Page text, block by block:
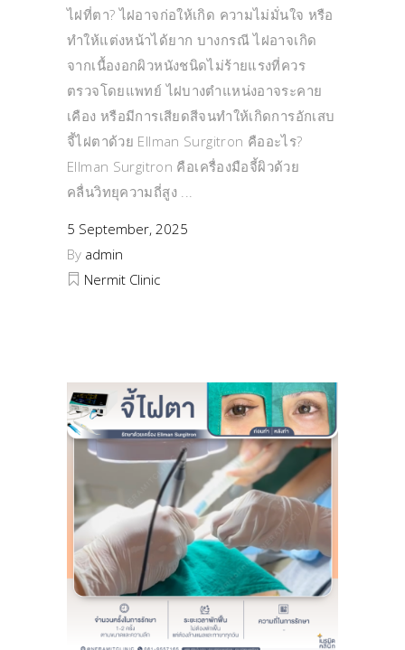
ไฝที่ตา? ไฝอาจก่อให้เกิด ความไม่มั่นใจ หรือ
ทำให้แต่งหน้าได้ยาก บางกรณี ไฝอาจเกิด
จากเนื้องอกผิวหนังชนิดไม่ร้ายแรงที่ควร
ตรวจโดยแพทย์ ไฝบางตำแหน่งอาจระคาย
เคือง หรือมีการเสียดสีจนทำให้เกิดการอักเสบ
จี้ไฝตาด้วย Ellman Surgitron คืออะไร?
Ellman Surgitron คือเครื่องมือจี้ผิวด้วย
คลื่นวิทยุความถี่สูง
5 September, 2025
By admin
Nermit Clinic